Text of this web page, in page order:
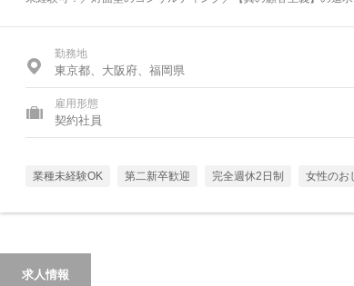
勤務地
東京都、大阪府、福岡県
雇用形態
契約社員
業種未経験OK 第二新卒歓迎 完全週休2日制 女性のお
求人情報